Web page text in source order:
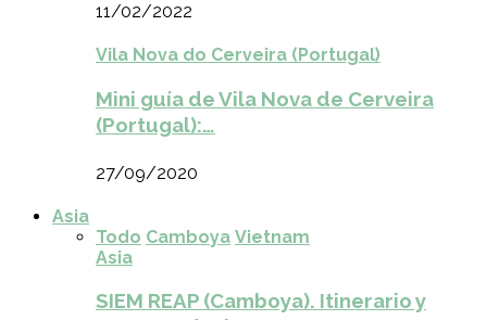
11/02/2022
Vila Nova do Cerveira (Portugal)
Mini guía de Vila Nova de Cerveira
(Portugal):…
27/09/2020
Asia
Todo Camboya Vietnam
Asia
SIEM REAP (Camboya). Itinerario y